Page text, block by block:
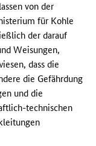
von der
für Kohle
der darauf
Weisungen,
dass die
die Gefährdung
und die
technischen